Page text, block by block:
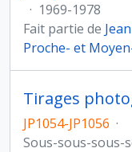
· 1969-1978
Fait partie de
Proche- et
Tirages
JP1054-JP1056 ·
Sous-sous-sous-